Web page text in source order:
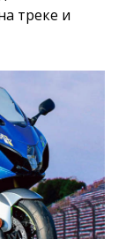
треке и